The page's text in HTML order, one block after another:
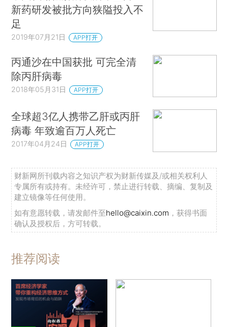
新药研发被批方向狭隘投入不
足
2019年07月21日 APP打开
丙通沙在中国获批 可完全清
除丙肝病毒
2018年05月31日 APP打开
全球超3亿人携带乙肝或丙肝
病毒 年致逾百万人死亡
2017年04月24日 APP打开
财新网所刊载内容之知识产权为财新传媒及/或相关权利人
专属所有或持有。未经许可，禁止进行转载、摘编、复制及
建立镜像等任何使用。
如有意愿转载，请发邮件至hello@caixin.com ，获得书面
确认及授权后，方可转载。
推荐阅读